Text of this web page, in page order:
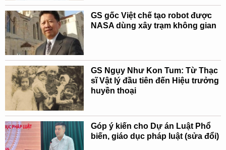
GS gốc Việt chế tạo robot được
NASA dùng xây trạm không gian
GS Ngụy Như Kon Tum: Từ Thạc
sĩ Vật lý đầu tiên đến Hiệu trưởng
huyền thoại
Góp ý kiến cho Dự án Luật Phổ
biến, giáo dục pháp luật (sửa đổi)